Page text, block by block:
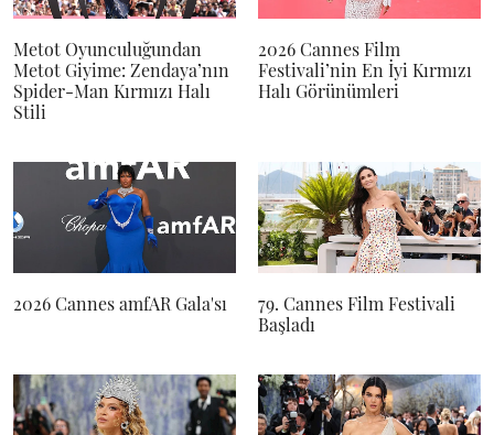
Metot Oyunculuğundan
Metot Giyime: Zendaya’nın
Spider-Man Kırmızı Halı
Stili
2026 Cannes Film
Festivali’nin En İyi Kırmızı
Halı Görünümleri
2026 Cannes amfAR Gala'sı
79. Cannes Film Festivali
Başladı